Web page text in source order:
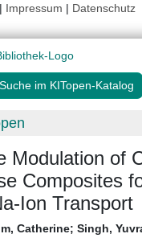
| Impressum | Datenschutz
Suche im KITopen-Katalog
Modulation of
Composites
Ion Transport
Catherine; Singh,